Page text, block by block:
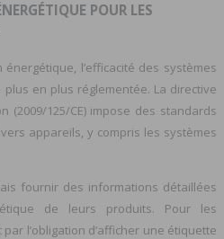
POUR LES
l’efficacité des systèmes
en plus réglementée. La directive
(2009/125/CE) impose des standards
appareils, y compris les systèmes
fournir des informations détaillées
de leurs produits. Pour les
l’obligation d’afficher une étiquette